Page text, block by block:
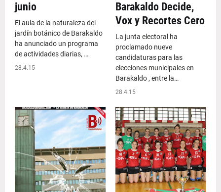
junio
El aula de la naturaleza del
jardín botánico de Barakaldo
ha anunciado un programa
de actividades diarias, …
28.4.15
Barakaldo Decide,
Vox y Recortes Cero
La junta electoral ha
proclamado nueve
candidaturas para las
elecciones municipales en
Barakaldo , entre la…
28.4.15